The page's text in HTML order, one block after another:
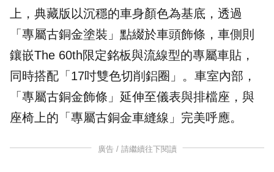
上，典藏版以沉穩的車身顏色為基底，透過
「專屬古銅金塗裝」點綴於車頭飾條，車側則
鑲嵌The 60th限定銘板與流線型的專屬車貼，
同時搭配「17吋雙色切削鋁圈」。車室內部，
「專屬古銅金飾條」延伸至儀表與排檔座，與
座椅上的「專屬古銅金車縫線」完美呼應。
廣告 / 請繼續往下閱讀